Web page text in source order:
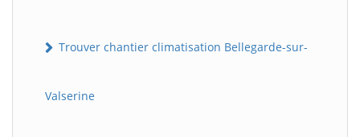
Trouver chantier climatisation Bellegarde-sur-
Valserine